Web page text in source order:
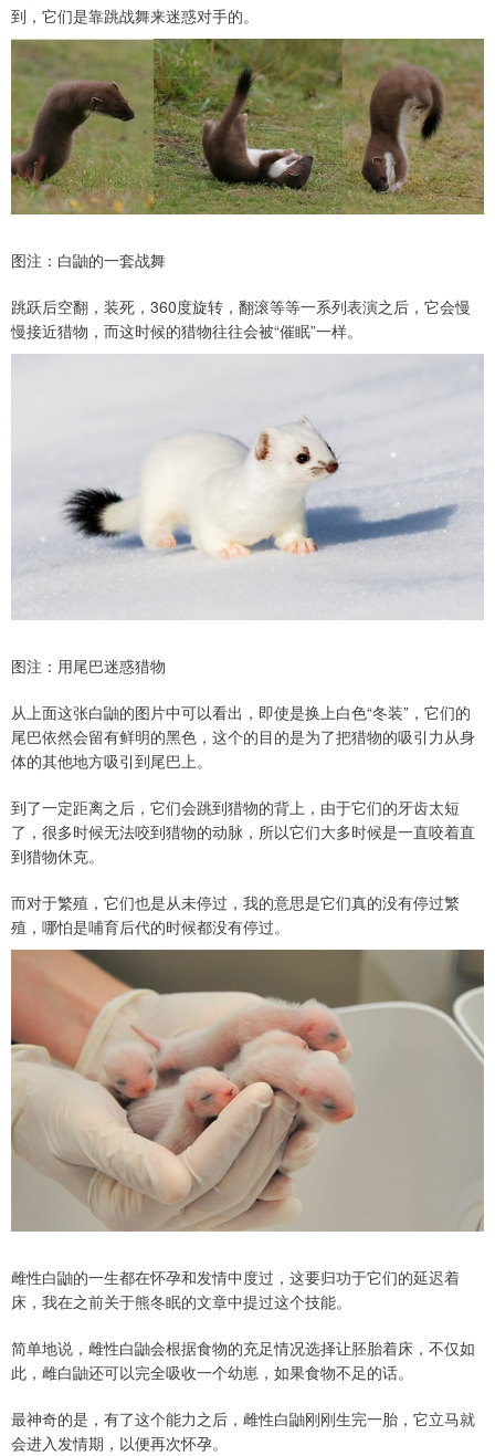
到，它们是靠跳战舞来迷惑对手的。
图注：白鼬的一套战舞
跳跃后空翻，装死，360度旋转，翻滚等等一系列表演之后，它会慢
慢接近猎物，而这时候的猎物往往会被“催眠”一样。
图注：用尾巴迷惑猎物
​从上面这张白鼬的图片中可以看出，即使是换上白色“冬装”，它们的
尾巴依然会留有鲜明的黑色，这个的目的是为了把猎物的吸引力从身
体的其他地方吸引到尾巴上。
到了一定距离之后，它们会跳到猎物的背上，由于它们的牙齿太短
了，很多时候无法咬到猎物的动脉，所以它们大多时候是一直咬着直
到猎物休克。
而对于繁殖，它们也是从未停过，我的意思是它们真的没有停过繁
殖，哪怕是哺育后代的时候都没有停过。
雌性白鼬的一生都在怀孕和发情中度过，这要归功于它们的延迟着
床，我在之前关于熊冬眠的文章中提过这个技能。
简单地说，雌性白鼬会根据食物的充足情况选择让胚胎着床，不仅如
此，雌白鼬还可以完全吸收一个幼崽，如果食物不足的话。
最神奇的是，有了这个能力之后，雌性白鼬刚刚生完一胎，它立马就
会进入发情期，以便再次怀孕。